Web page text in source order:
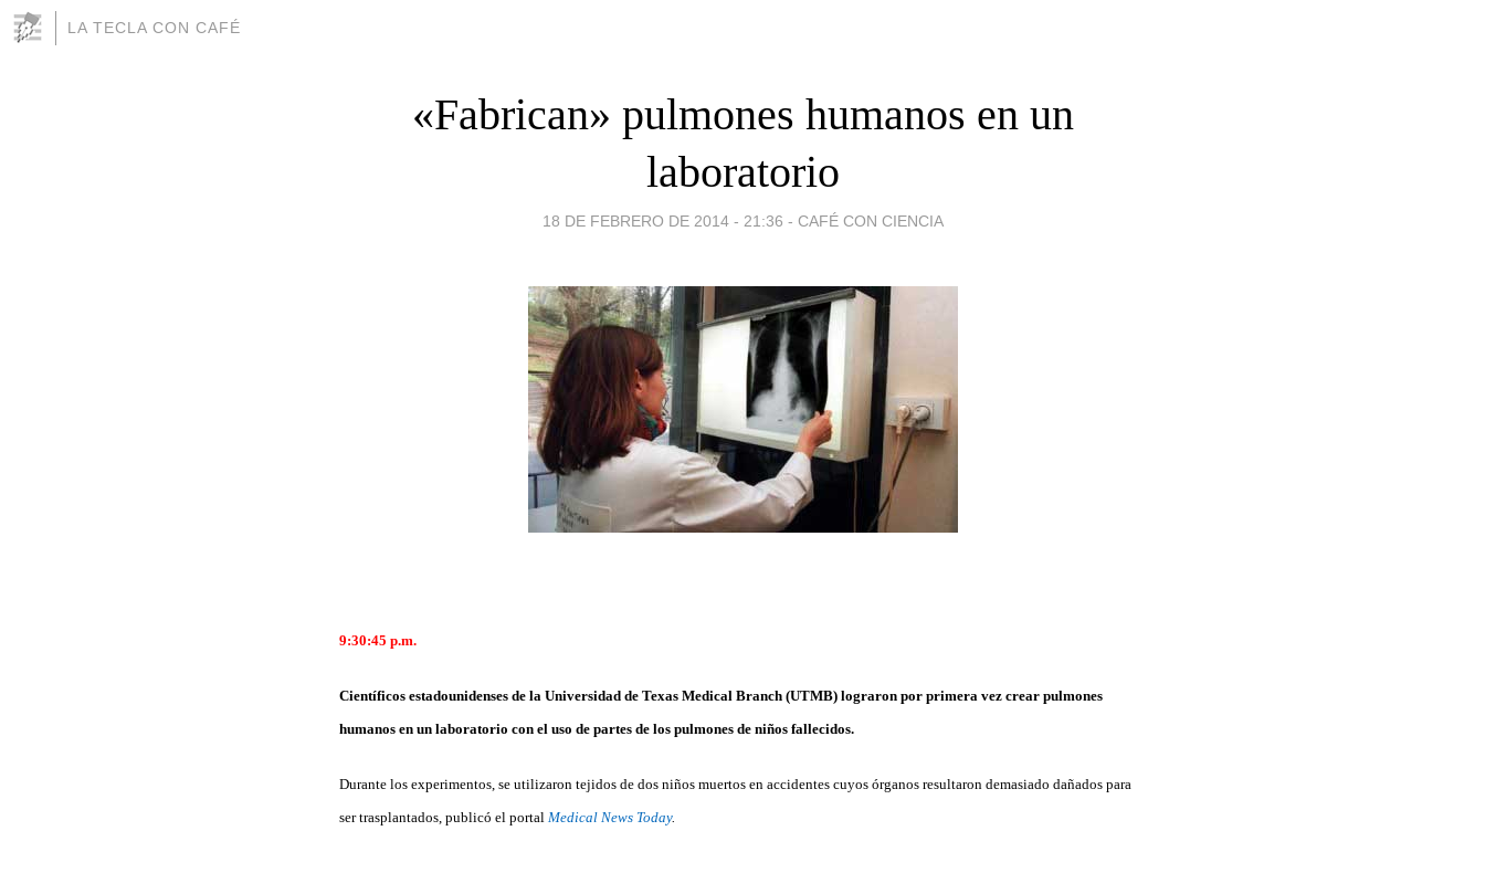
LA TECLA CON CAFÉ
«Fabrican» pulmones humanos en un
laboratorio
18 DE FEBRERO DE 2014 - 21:36 - CAFÉ CON CIENCIA
9:30:45 p.m.
Científicos estadounidenses de la Universidad de Texas Medical Branch (UTMB) lograron por primera vez crear pulmones
humanos en un laboratorio con el uso de partes de los pulmones de niños fallecidos.
Durante los experimentos, se utilizaron tejidos de dos niños muertos en accidentes cuyos órganos resultaron demasiado dañados para
ser trasplantados, publicó el portal Medical News Today.